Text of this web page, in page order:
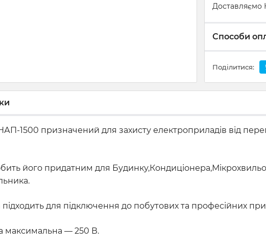
Способи
Поділитися:
1500 призначений для захисту електроприладів від
його придатним для
підходить для підключення до побутових та професійних
а максимальна — 250 В.